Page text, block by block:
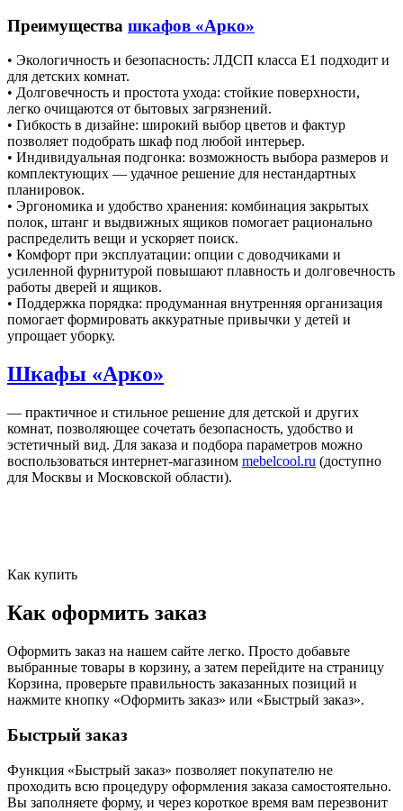
Преимущества шкафов «Арко»
• Экологичность и безопасность: ЛДСП класса Е1 подходит и
для детских комнат.
• Долговечность и простота ухода: стойкие поверхности,
легко очищаются от бытовых загрязнений.
• Гибкость в дизайне: широкий выбор цветов и фактур
позволяет подобрать шкаф под любой интерьер.
• Индивидуальная подгонка: возможность выбора размеров и
комплектующих — удачное решение для нестандартных
планировок.
• Эргономика и удобство хранения: комбинация закрытых
полок, штанг и выдвижных ящиков помогает рационально
распределить вещи и ускоряет поиск.
• Комфорт при эксплуатации: опции с доводчиками и
усиленной фурнитурой повышают плавность и долговечность
работы дверей и ящиков.
• Поддержка порядка: продуманная внутренняя организация
помогает формировать аккуратные привычки у детей и
упрощает уборку.
Шкафы «Арко»
— практичное и стильное решение для детской и других
комнат, позволяющее сочетать безопасность, удобство и
эстетичный вид. Для заказа и подбора параметров можно
воспользоваться интернет‑магазином mebelcool.ru (доступно
для Москвы и Московской области).
Как купить
Как оформить заказ
Оформить заказ на нашем сайте легко. Просто добавьте
выбранные товары в корзину, а затем перейдите на страницу
Корзина, проверьте правильность заказанных позиций и
нажмите кнопку «Оформить заказ» или «Быстрый заказ».
Быстрый заказ
Функция «Быстрый заказ» позволяет покупателю не
проходить всю процедуру оформления заказа самостоятельно.
Вы заполняете форму, и через короткое время вам перезвонит